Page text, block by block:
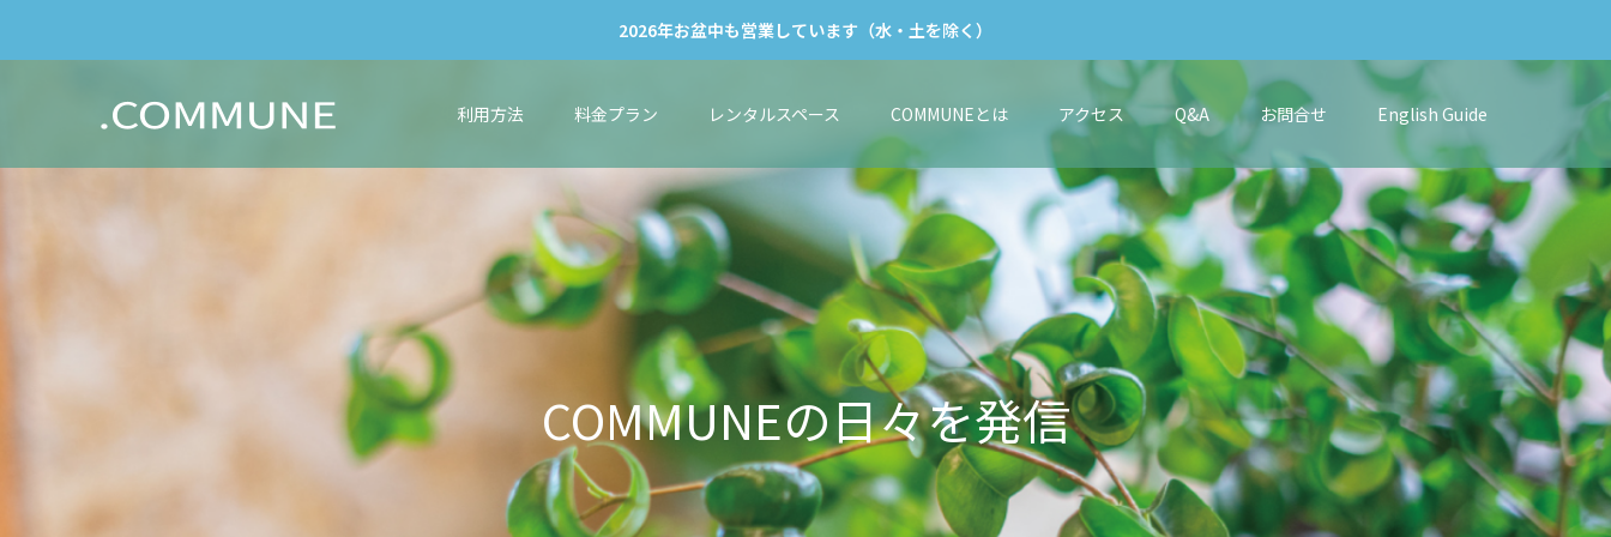
2026年お盆中も営業しています（水・土を除く）
利用方法 料金プラン レンタルスペース COMMUNEとは アクセス Q&A お問合せ English Guide
COMM UNEの日々を発信していきます